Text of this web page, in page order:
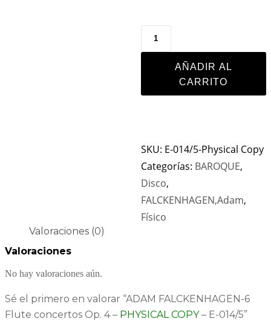
AÑADIR AL
CARRITO
SKU: E-014/5-Physical Copy
Categorías: BAROQUE,
Disco,
FALCKENHAGEN,Adam,
Físico
Valoraciones (0)
Valoraciones
No hay valoraciones aún.
Sé el primero en valorar “ADAM FALCKENHAGEN-6
Flute concertos Op. 4 – PHYSICAL COPY– E-014/5”